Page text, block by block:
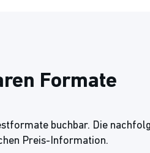
Formate
buchbar. Die
Preis-Information.